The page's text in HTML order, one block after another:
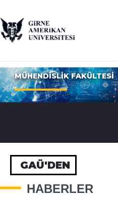
MÜHENDİSLİK FAKÜLTESİ
GAÜ'DEN
HABERLER